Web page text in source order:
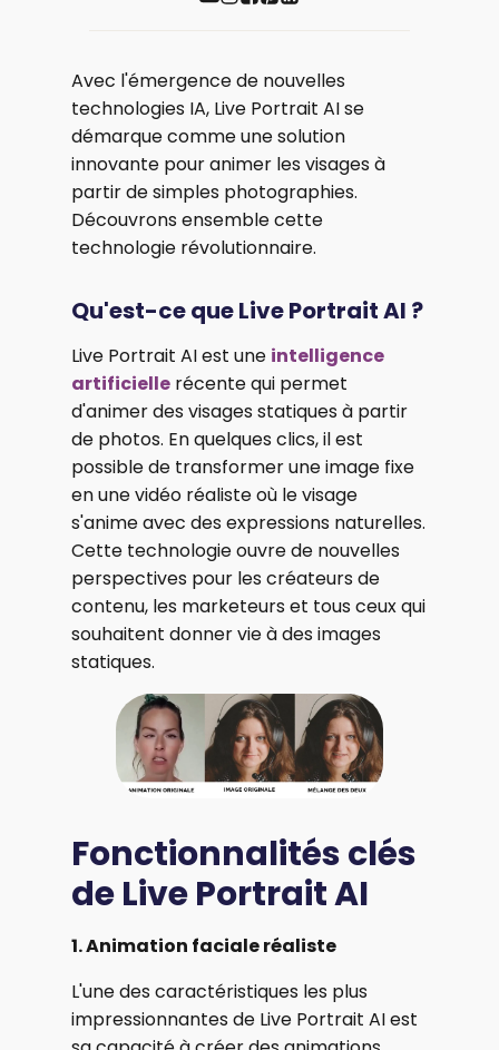
Avec l'émergence de nouvelles
technologies IA, Live Portrait AI se
démarque comme une solution
innovante pour animer les visages à
partir de simples photographies.
Découvrons ensemble cette
technologie révolutionnaire.
Qu'est-ce que Live Portrait AI ?
Live Portrait AI est une intelligence
artificielle récente qui permet
d'animer des visages statiques à partir
de photos. En quelques clics, il est
possible de transformer une image fixe
en une vidéo réaliste où le visage
s'anime avec des expressions naturelles.
Cette technologie ouvre de nouvelles
perspectives pour les créateurs de
contenu, les marketeurs et tous ceux qui
souhaitent donner vie à des images
statiques.
Fonctionnalités clés
de Live Portrait AI
1. Animation faciale réaliste
L'une des caractéristiques les plus
impressionnantes de Live Portrait AI est